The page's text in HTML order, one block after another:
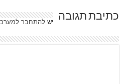
כתיבת תגובה ישלהתחבר